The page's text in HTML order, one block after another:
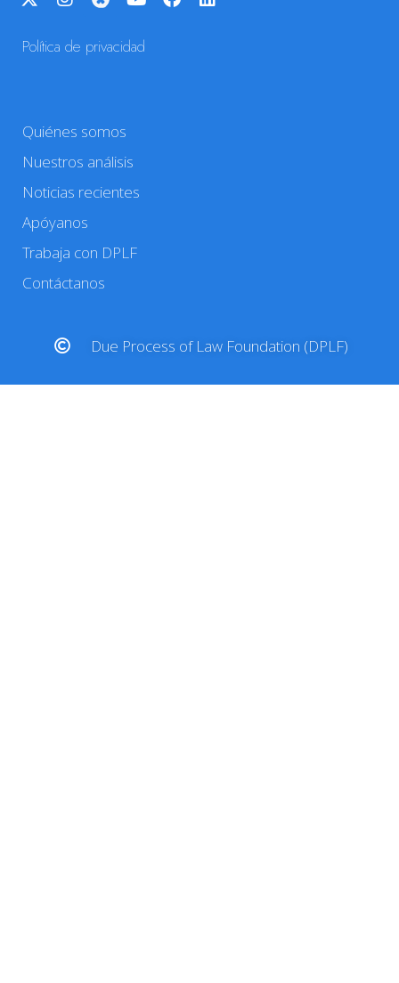
Política de privacidad
Quiénes somos
Nuestros análisis
Noticias recientes
Apóyanos
Trabaja con DPLF
Contáctanos
Due Process of Law Foundation (DPLF)